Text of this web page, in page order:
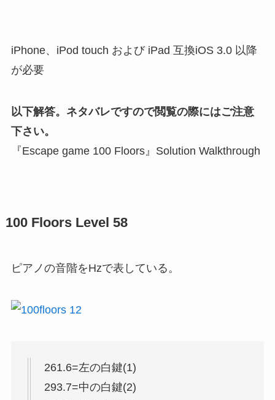
iPhone、iPod touch および iPad 互換iOS 3.0 以降
が必要
以下解答。ネタバレですので閲覧の際にはご注意
下さい。
『Escape game 100 Floors』Solution Walkthrough
100 Floors Level 58
ピアノの音階をHzで表している。
261.6=左の白鍵(1)
293.7=中の白鍵(2)